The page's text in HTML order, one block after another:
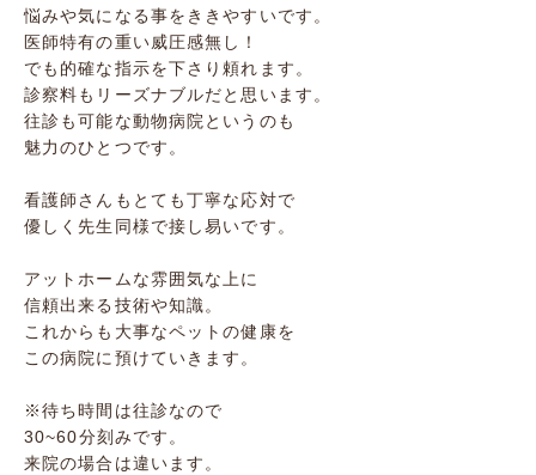
悩みや気になる事をききやすいです。
医師特有の重い威圧感無し！
でも的確な指示を下さり頼れます。
診察料もリーズナブルだと思います。
往診も可能な動物病院というのも
魅力のひとつです。
看護師さんもとても丁寧な応対で
優しく先生同様で接し易いです。
アットホームな雰囲気な上に
信頼出来る技術や知識。
これからも大事なペットの健康を
この病院に預けていきます。
※待ち時間は往診なので
30~60分刻みです。
来院の場合は違います。